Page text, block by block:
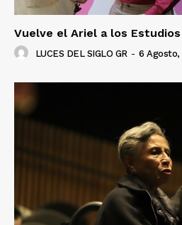
Vuelve el Ariel a los
LUCES DEL SIGLO GR - 6 Agosto,